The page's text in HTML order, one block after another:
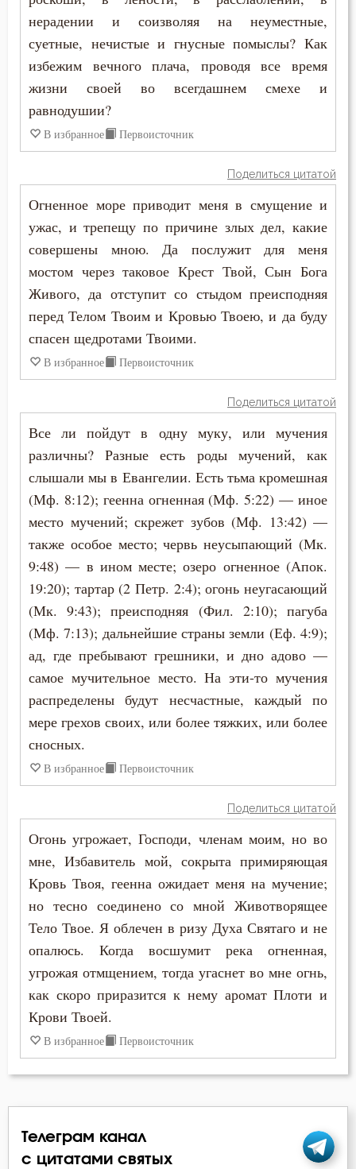
Девство
Дело
Деньги
Добро
Добродетель
Дух Святой
Духовная жизнь
Еда
Ересь
Женщина
Жизнь вечная
Забота
Зависть
Загробная жизнь
Заповеди
Здоровье
Зло
Злопамятство
Злорадство
Знание
Искушение
Искушение в смертный час
Исповедь
Исправление
Истина
нерадении и соизволяя на неуместные,
суетные, нечистые и гнусные помыслы? Как
избежим вечного плача, проводя все время
жизни своей во всегдашнем смехе и
равнодушии?
В избранное Первоисточник
Поделиться цитатой
Огненное море приводит меня в смущение и
ужас, и трепещу по причине злых дел, какие
совершены мною. Да послужит для меня
мостом через таковое Крест Твой, Сын Бога
Живого, да отступит со стыдом преисподняя
перед Телом Твоим и Кровью Твоею, и да буду
спасен щедротами Твоими.
В избранное Первоисточник
Поделиться цитатой
Все ли пойдут в одну муку, или мучения
различны? Разные есть роды мучений, как
слышали мы в Евангелии. Есть тьма кромешная
(Мф. 8:12); геенна огненная (Мф. 5:22) — иное
место мучений; скрежет зубов (Мф. 13:42) —
также особое место; червь неусыпающий (Мк.
9:48) — в ином месте; озеро огненное (Апок.
19:20); тартар (2 Петр. 2:4); огонь неугасающий
(Мк. 9:43); преисподняя (Фил. 2:10); пагуба
(Мф. 7:13); дальнейшие страны земли (Еф. 4:9);
ад, где пребывают грешники, и дно адово —
самое мучительное место. На эти-то мучения
распределены будут несчастные, каждый по
мере грехов своих, или более тяжких, или более
сносных.
В избранное Первоисточник
Поделиться цитатой
Огонь угрожает, Господи, членам моим, но во
мне, Избавитель мой, сокрыта примиряющая
Кровь Твоя, геенна ожидает меня на мучение;
но тесно соединено со мной Животворящее
Тело Твое. Я облечен в ризу Духа Святаго и не
опалюсь. Когда восшумит река огненная,
угрожая отмщением, тогда угаснет во мне огнь,
как скоро приразится к нему аромат Плоти и
Крови Твоей.
В избранное Первоисточник
Телеграм канал
с цитатами святых